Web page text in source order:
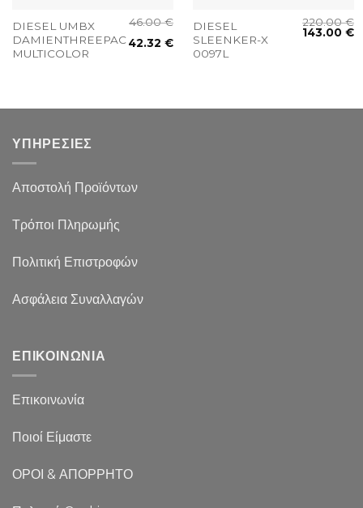
DIESEL UMBX
DAMIENTHREEPACK
MULTICOLOR
46.00€
42.32€
DIESEL
SLEENKER-X
0097L
220.00€
143.00€
ΥΠΗΡΕΣΙΕΣ
Αποστολή Προϊόντων
Τρόποι Πληρωμής
Πολιτική Επιστροφών
Ασφάλεια Συναλλαγών
ΕΠΙΚΟΙΝΩΝΙΑ
Επικοινωνία
Ποιοί Είμαστε
ΟΡΟΙ & ΑΠΟΡΡΗΤΟ